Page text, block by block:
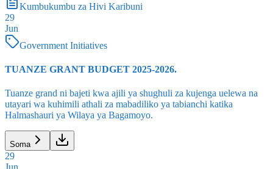
Kumbukumbu za Hivi Karibuni
29
Jun
Government Initiatives
TUANZE GRANT BUDGET 2025-2026.
Tuanze grand ni bajeti kwa ajili ya shughuli za kujenga uelewa na
utayari wa kuhimili athali za mabadiliko ya tabianchi katika
Halmashauri ya Wilaya ya Bagamoyo.
Soma
29